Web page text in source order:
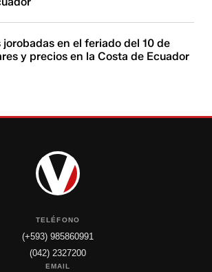
jorobadas en el feriado del 10 de
y precios en la Costa de Ecuador
TELÉFONO
(+593) 985860991
(042) 2327200
EMAIL